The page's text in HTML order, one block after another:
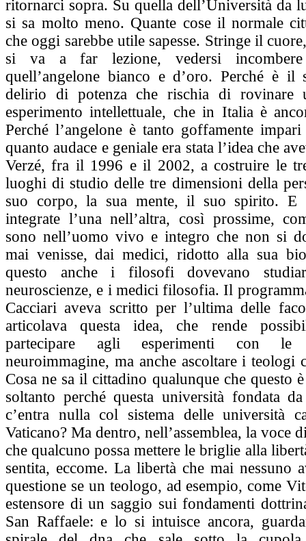
ritornarci sopra. Su quella dell’Università da
si sa molto meno. Quante cose il normale
che oggi sarebbe utile sapesse. Stringe il
si va a far lezione, vedersi
quell’angelone bianco e d’oro. Perché è
delirio di potenza che rischia di rovinare
esperimento intellettuale, che in Italia è
Perché l’angelone è tanto goffamente
quanto audace e geniale era stata l’idea che
Verzé, fra il 1996 e il 2002, a costruire le
luoghi di studio delle tre dimensioni della
suo corpo, la sua mente, il suo spirito. E
integrate l’una nell’altra, così prossime,
sono nell’uomo vivo e integro che non si
mai venisse, dai medici, ridotto alla sua
questo anche i filosofi dovevano
neuroscienze, e i medici filosofia. Il
Cacciari aveva scritto per l’ultima delle
articolava questa idea, che rende
partecipare agli esperimenti con le
neuroimmagine, ma anche ascoltare i teologi
Cosa ne sa il cittadino qualunque che questo
soltanto perché questa università fondata
c’entra nulla col sistema delle università
Vaticano? Ma dentro, nell’assemblea, la voce
che qualcuno possa mettere le briglie alla
sentita, eccome. La libertà che mai nessuno
questione se un teologo, ad esempio, come
estensore di un saggio sui fondamenti
San Raffaele: e lo si intuisce ancora,